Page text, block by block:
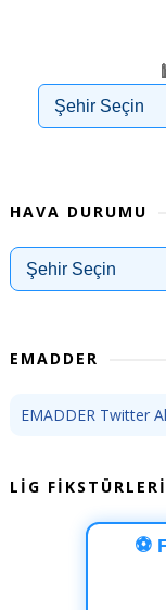
HAVA DURUMU
EMADDER
EMADDER Twitter
LİG FİKSTÜRLERİ
⚽